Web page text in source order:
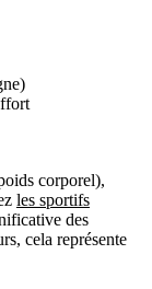
corporel),
les sportifs
des
cela représente